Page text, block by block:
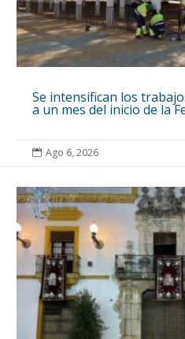
Se intensifican los
a un mes del inicio de la
 Ago 6, 2026